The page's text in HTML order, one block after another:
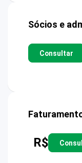
Sócios e
Consultar
R$